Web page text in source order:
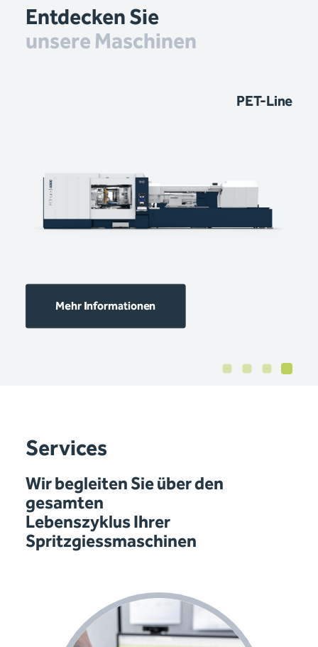
Entdecken Sie
unsere Maschinen
PET-Line
Mehr Informationen
Services
Wir begleiten Sie über den
gesamten
Lebenszyklus Ihrer
Spritzgiessmaschinen